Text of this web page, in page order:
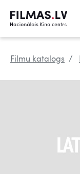
Filmu katalogs